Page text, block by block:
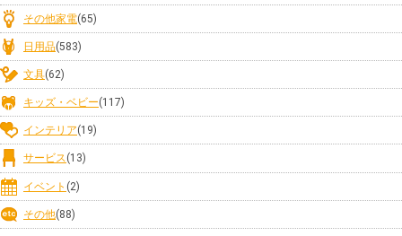
その他家電(65)
日用品(583)
文具(62)
キッズ・ベビー(117)
インテリア(19)
サービス(13)
イベント (2)
その他(88)